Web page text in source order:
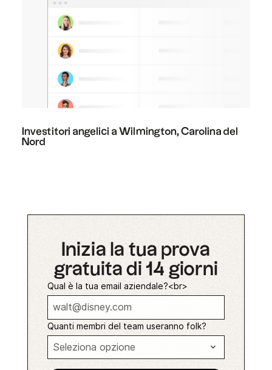
Investitori angelici a Wilmington, Carolina del
Nord
Inizia la tua prova
gratuita di 14 giorni
Qual è la tua email aziendale?<br>
Quanti membri del team useranno folk?